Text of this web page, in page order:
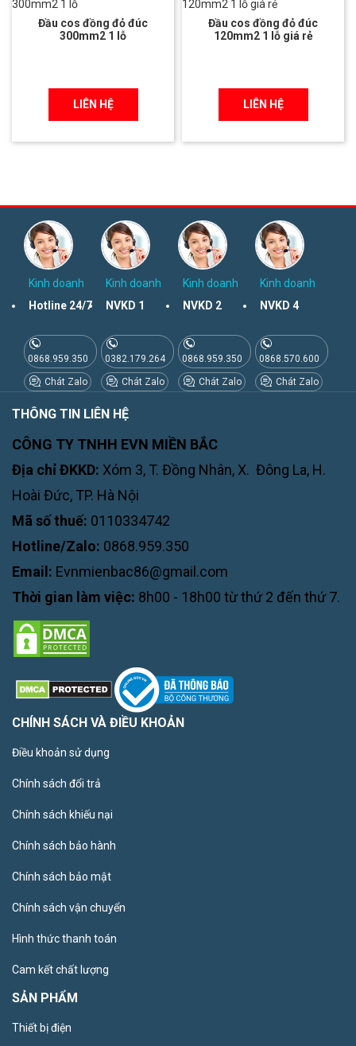
Đầu cos đồng đỏ đúc
300mm2 1 lỗ
LIÊN HỆ
Đầu cos đồng đỏ đúc
120mm2 1 lỗ giá rẻ
LIÊN HỆ
Kinh doanh
Hotline 24/7
0868.959.350
Chát Zalo
Kinh doanh
NVKD 1
0382.179.264
Chát Zalo
Kinh doanh
NVKD 2
0868.959.350
Chát Zalo
Kinh doanh
NVKD 4
0868.570.600
Chát Zalo
THÔNG TIN LIÊN HỆ
CÔNG TY TNHH EVN MIỀN BẮC
Địa chỉ ĐKKD: Xóm 3, T. Đồng Nhân, X. Đông La, H.
Hoài Đức, TP. Hà Nội
Mã số thuế: 0110334742
Hotline/Zalo: 0868.959.350
Email: Evnmienbac86@gmail.com
Thời gian làm việc: 8h00 - 18h00 từ thứ 2 đến thứ 7.
CHÍNH SÁCH VÀ ĐIỀU KHOẢN
Điều khoản sử dụng
Chính sách đổi trả
Chính sách khiếu nại
Chính sách bảo hành
Chính sách bảo mật
Chính sách vận chuyển
Hình thức thanh toán
Cam kết chất lượng
SẢN PHẨM
Thiết bị điện